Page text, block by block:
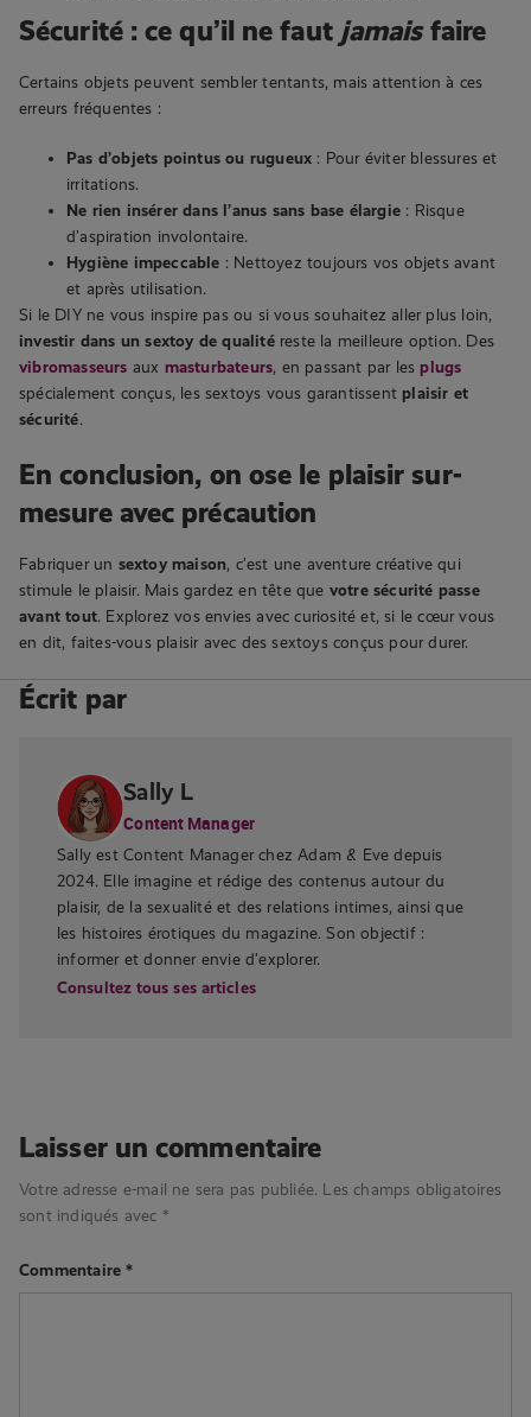
Sécurité : ce qu’il ne faut jamaisfaire
Certains objets peuvent sembler tentants, mais attention à ces
erreurs fréquentes :
Pas d’objets pointus ou rugueux : Pour éviter blessures et
irritations.
Ne rien insérer dans l’anus sans base élargie : Risque
d’aspiration involontaire.
Hygiène impeccable : Nettoyez toujours vos objets avant
et après utilisation.
Si le DIY ne vous inspire pas ou si vous souhaitez aller plus loin,
investir dans un sextoy de qualitéreste la meilleure option. Des
vibromasseurs aux masturbateurs, en passant par lesplugs
spécialement conçus, les sextoys vous garantissentplaisir et
sécurité.
En conclusion, on ose le plaisir sur-
mesure avec précaution
Fabriquer un sextoy maison, c’est une aventure créative qui
stimule le plaisir. Mais gardez en tête que votre sécurité passe
avant tout. Explorez vos envies avec curiosité et, si le cœur vous
en dit, faites-vous plaisir avec des sextoys conçus pour durer.
Écrit par
Sally L
Content Manager
Sally est Content Manager chez Adam & Eve depuis
2024. Elle imagine et rédige des contenus autour du
plaisir, de la sexualité et des relations intimes, ainsi que
les histoires érotiques du magazine. Son objectif :
informer et donner envie d’explorer.
Consultez tous ses articles
Laisser un commentaire
Votre adresse e-mail ne sera pas publiée. Les champs obligatoires
sont indiqués avec *
Commentaire*